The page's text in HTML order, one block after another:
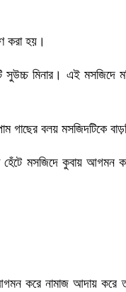
করা হয়।
মিনার। এই মসজিদে
গাছের বলয় মসজিদটিকে
হেঁটে মসজিদে কুবায় আগমন
করে নামাজ আদায় করে